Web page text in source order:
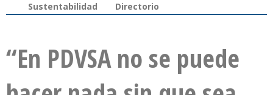
Sustentabilidad
Directorio
“En PDVSA no se puede